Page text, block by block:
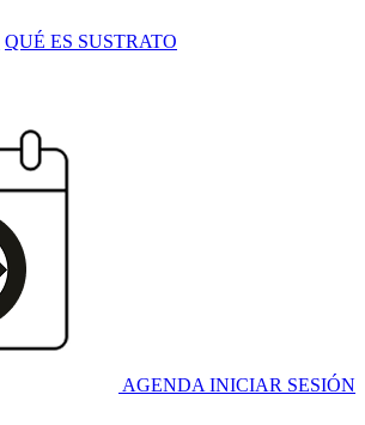
QUÉ ES SUSTRATO
AGENDA INICIAR SESIÓN